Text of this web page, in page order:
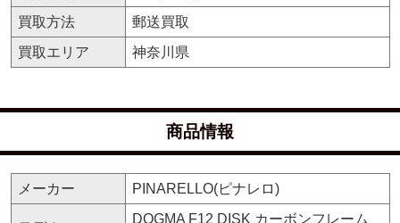
買取方法
郵送買取
買取エリア
神奈川県
商品情報
メーカー PINARELLO(ピナレロ)
DOGMA F12 DISK カーボンフレーム